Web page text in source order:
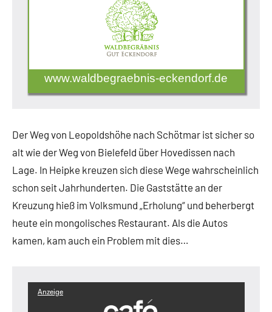
www.waldbegraebnis-eckendorf.de
Der Weg von Leopoldshöhe nach Schötmar ist sicher so
alt wie der Weg von Bielefeld über Hovedissen nach
Lage. In Heipke kreuzen sich diese Wege wahrscheinlich
schon seit Jahrhunderten. Die Gaststätte an der
Kreuzung hieß im Volksmund „Erholung“ und beherbergt
heute ein mongolisches Restaurant. Als die Autos
kamen, kam auch ein Problem mit dies…
Anzeige